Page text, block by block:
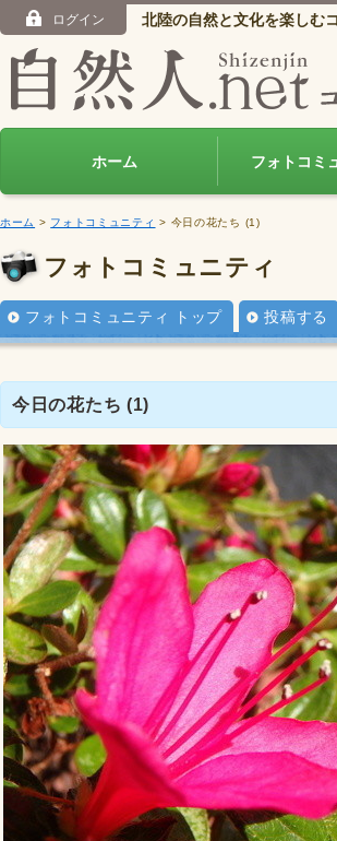
ログイン 北陸の自然と文化を楽しむ
ホーム フォトコミ
ホーム > フォトコミュニティ > 今日の花たち (1)
フォトコミュニティ
フォトコミュニティ トップ 投稿する
今日の花たち (1)